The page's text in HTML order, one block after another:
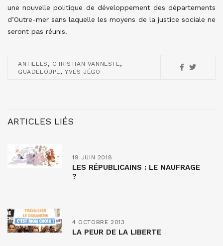
une nouvelle politique de développement des départements
d’Outre-mer sans laquelle les moyens de la justice sociale ne
seront pas réunis.
ANTILLES , CHRISTIAN VANNESTE,
GUADELOUPE, YVES JÉGO
ARTICLES LIÉS
19 JUIN 2018
LES RÉPUBLICAINS : LE NAUFRAGE
?
4 OCTOBRE 2013
LA PEUR DE LA LIBERTE